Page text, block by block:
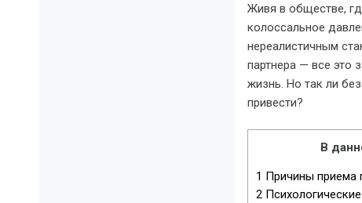
Живя в обществе,
колоссальное
нереалистичным
партнера — все это
жизнь. Но так ли
привести?
В
1 Причины приема
2